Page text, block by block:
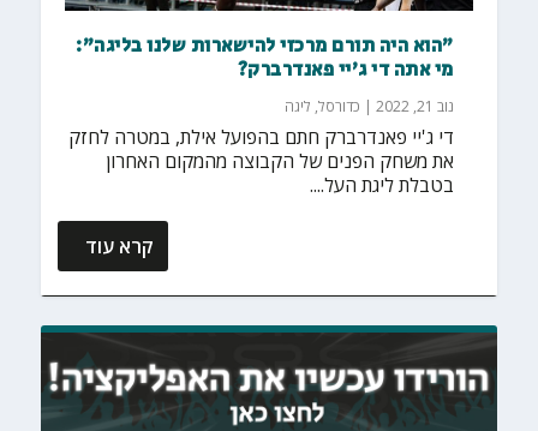
"הוא היה תורם מרכזי להישארות שלנו בליגה":
מי אתה די ג'יי פאנדרברק?
נוב 21, 2022 | כדורסל, ליגה
די ג'יי פאנדרברק חתם בהפועל אילת, במטרה לחזק
את משחק הפנים של הקבוצה מהמקום האחרון
בטבלת ליגת העל....
קרא עוד